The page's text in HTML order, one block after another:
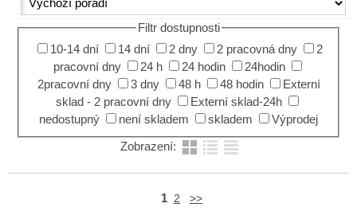
Filtr dostupnosti
10-14 dní
14 dní 2 dny 2 pracovná dny
2
pracovní dny
24 h 24 hodin
24hodin
2pracovní dny
3 dny 48 h 48 hodin
Externí
sklad - 2 pracovní dny
Externí sklad-24h
nedostupný
není skladem skladem Výprodej
Zobrazení:
1 2 >>